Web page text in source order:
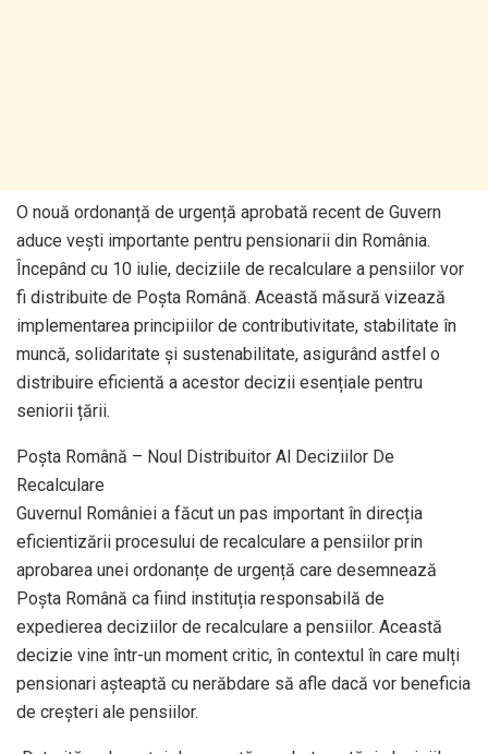
O nouă ordonanță de urgență aprobată recent de Guvern
aduce vești importante pentru pensionarii din România.
Începând cu 10 iulie, deciziile de recalculare a pensiilor vor
fi distribuite de Poșta Română. Această măsură vizează
implementarea principiilor de contributivitate, stabilitate în
muncă, solidaritate și sustenabilitate, asigurând astfel o
distribuire eficientă a acestor decizii esențiale pentru
seniorii țării.
Poșta Română – Noul Distribuitor Al Deciziilor De
Recalculare
Guvernul României a făcut un pas important în direcția
eficientizării procesului de recalculare a pensiilor prin
aprobarea unei ordonanțe de urgență care desemnează
Poșta Română ca fiind instituția responsabilă de
expedierea deciziilor de recalculare a pensiilor. Această
decizie vine într-un moment critic, în contextul în care mulți
pensionari așteaptă cu nerăbdare să afle dacă vor beneficia
de creșteri ale pensiilor.